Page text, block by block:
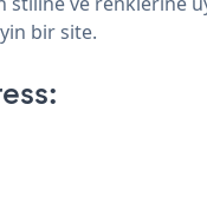
bir site.